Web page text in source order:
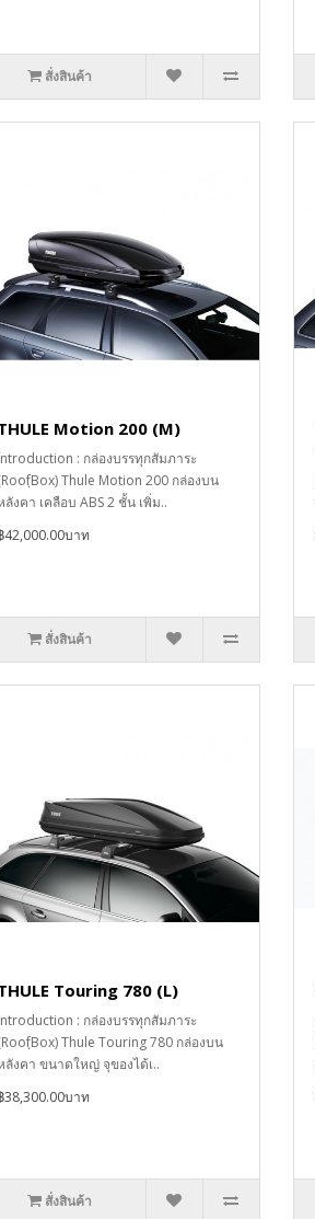
สั่งสินค้า
Motion 200 (M)
: กล่องบรรทุกสัมภาระ
Box) Thule Motion 200 กล่องบน
ลังคา เคลือบ ABS 2 ชั้น เพิ่ม..
42,000.00บาท
สั่งสินค้า
Touring 780 (L)
: กล่องบรรทุกสัมภาระ
Box) Thule Touring 780 กล่องบน
ลังคา ขนาดใหญ่ จุของได้เ..
38,300.00บาท
สั่งสินค้า